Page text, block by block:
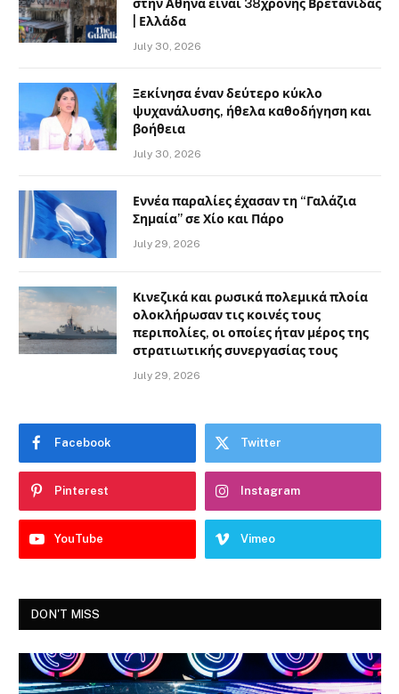
στην Αθήνα είναι 38χρονης Βρετανίδας
| Ελλάδα
July 30, 2026
Ξεκίνησα έναν δεύτερο κύκλο
ψυχανάλυσης, ήθελα καθοδήγηση και
βοήθεια
July 30, 2026
Εννέα παραλίες έχασαν τη “Γαλάζια
Σημαία” σε Χίο και Πάρο
July 29, 2026
Κινεζικά και ρωσικά πολεμικά πλοία
ολοκλήρωσαν τις κοινές τους
περιπολίες, οι οποίες ήταν μέρος της
στρατιωτικής συνεργασίας τους
July 29, 2026
Facebook Twitter
Pinterest Instagram
YouTube Vimeo
DON'T MISS